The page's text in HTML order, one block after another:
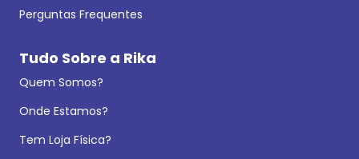
Perguntas Frequentes
Tudo Sobre a Rika
Quem Somos?
Onde Estamos?
Tem Loja Física?